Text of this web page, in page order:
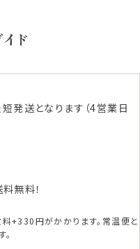
ド
発送となります（4営業日
無料！
+330円がかかります。常温便と